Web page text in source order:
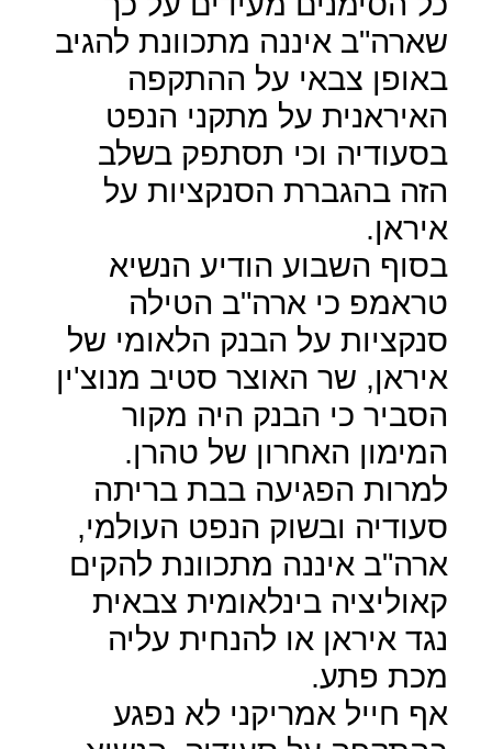
שארה"ב איננה מתכוונת להגיב
באופן צבאי על ההתקפה
האיראנית על מתקני הנפט
בסעודיה וכי תסתפק בשלב
הזה בהגברת הסנקציות על
איראן.
בסוף השבוע הודיע הנשיא
טראמפ כי ארה"ב הטילה
סנקציות על הבנק הלאומי של
איראן, שר האוצר סטיב מנוצ'ין
הסביר כי הבנק היה מקור
המימון האחרון של טהרן.
למרות הפגיעה בבת בריתה
סעודיה ובשוק הנפט העולמי,
ארה"ב איננה מתכוונת להקים
קאוליציה בינלאומית צבאית
נגד איראן או להנחית עליה
מכת פתע.
אף חייל אמריקני לא נפגע